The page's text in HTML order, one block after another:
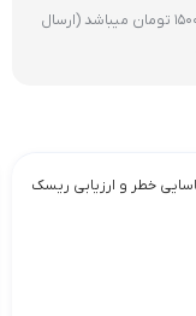
طریق پست ، مبلغ 150000 تومان میباشد (ارسال